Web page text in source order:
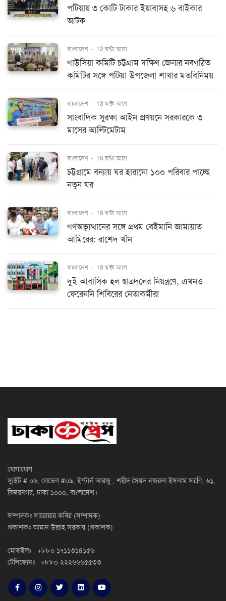
পটিয়ায় ৩ কোটি টাকার ইয়াবাসহ ৬ বাইকার
আটক
বাংলাদেশ - 12 ঘন্টা আগে
গাউসিয়া কমিটি চট্টগ্রাম দক্ষিণ জেলার নবগঠিত
কমিটির সঙ্গে পটিয়া উপজেলা শাখার মতবিনিময়
বাংলাদেশ - 13 ঘন্টা আগে
সাংবাদিক সুরক্ষা আইন প্রণয়নে সরকারকে ৩
মাসের আল্টিমেটাম
বাংলাদেশ - 18 ঘন্টা আগে
চট্টগ্রামে বন্যায় ঘর হারানো ১০০ পরিবার পাচ্ছে
নতুন ঘর
বাংলাদেশ - 18 ঘন্টা আগে
গণঅভ্যুত্থানের সঙ্গে প্রথম বেইমানি জামায়াত
আমিরের: রাশেদ খাঁন
বাংলাদেশ - 19 ঘন্টা আগে
দুই আবাসিক হল ছাত্রদলের নিয়ন্ত্রণে, এখনও
ফেরেননি শিবিরের নেতাকর্মীরা
যোগাযোগ
স্যুইট # ০৬, লেভেল #০৯, ইস্টার্ন আরজু , শহীদ সৈয়দ নজরুল ইসলাম সরণি, ৬১,
বিজয়নগর, ঢাকা ১০০০, বাংলাদেশ।
সম্পাদকঃ সারোয়ার কবির (সম্পাদক)
প্রকাশকঃ আমান উল্লাহ সরকার (প্রকাশক)
মোবাইলঃ +৮৮০ ১৭১১৩১৪১৫৬
টেলিফোনঃ +৮৮০ ২২২৬৬৬৫৫৩৩